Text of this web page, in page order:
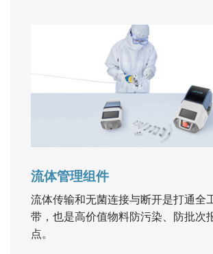
流体管理组件
流体传输和无菌连接与断开是打通全
带，也是高价值物料防污染、防批次
点。